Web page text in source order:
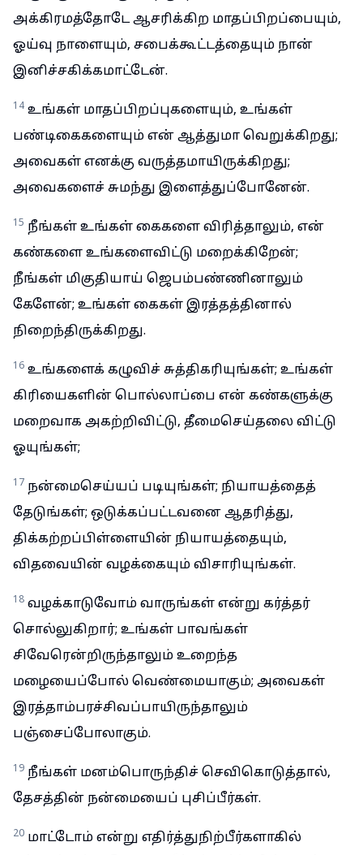
அக்கிரமத்தோடே ஆசரிக்கிற மாதப்பிறப்பையும்,
ஓய்வு நாளையும், சபைக்கூட்டத்தையும் நான்
இனிச்சகிக்கமாட்டேன்.
14 உங்கள் மாதப்பிறப்புகளையும், உங்கள்
பண்டிகைகளையும் என் ஆத்துமா வெறுக்கிறது;
அவைகள் எனக்கு வருத்தமாயிருக்கிறது;
அவைகளைச் சுமந்து இளைத்துப்போனேன்.
15 நீங்கள் உங்கள் கைகளை விரித்தாலும், என்
கண்களை உங்களைவிட்டு மறைக்கிறேன்;
நீங்கள் மிகுதியாய் ஜெபம்பண்ணினாலும்
கேளேன்; உங்கள் கைகள் இரத்தத்தினால்
நிறைந்திருக்கிறது.
16 உங்களைக் கழுவிச் சுத்திகரியுங்கள்; உங்கள்
கிரியைகளின் பொல்லாப்பை என் கண்களுக்கு
மறைவாக அகற்றிவிட்டு, தீமைசெய்தலை விட்டு
ஓயுங்கள்;
17 நன்மைசெய்யப் படியுங்கள்; நியாயத்தைத்
தேடுங்கள்; ஒடுக்கப்பட்டவனை ஆதரித்து,
திக்கற்றப்பிள்ளையின் நியாயத்தையும்,
விதவையின் வழக்கையும் விசாரியுங்கள்.
18 வழக்காடுவோம் வாருங்கள் என்று கர்த்தர்
சொல்லுகிறார்; உங்கள் பாவங்கள்
சிவேரென்றிருந்தாலும் உறைந்த
மழையைப்போல் வெண்மையாகும்; அவைகள்
இரத்தாம்பரச்சிவப்பாயிருந்தாலும்
பஞ்சைப்போலாகும்.
19 நீங்கள் மனம்பொருந்திச் செவிகொடுத்தால்,
தேசத்தின் நன்மையைப் புசிப்பீர்கள்.
20 மாட்டோம் என்று எதிர்த்துநிற்பீர்களாகில்